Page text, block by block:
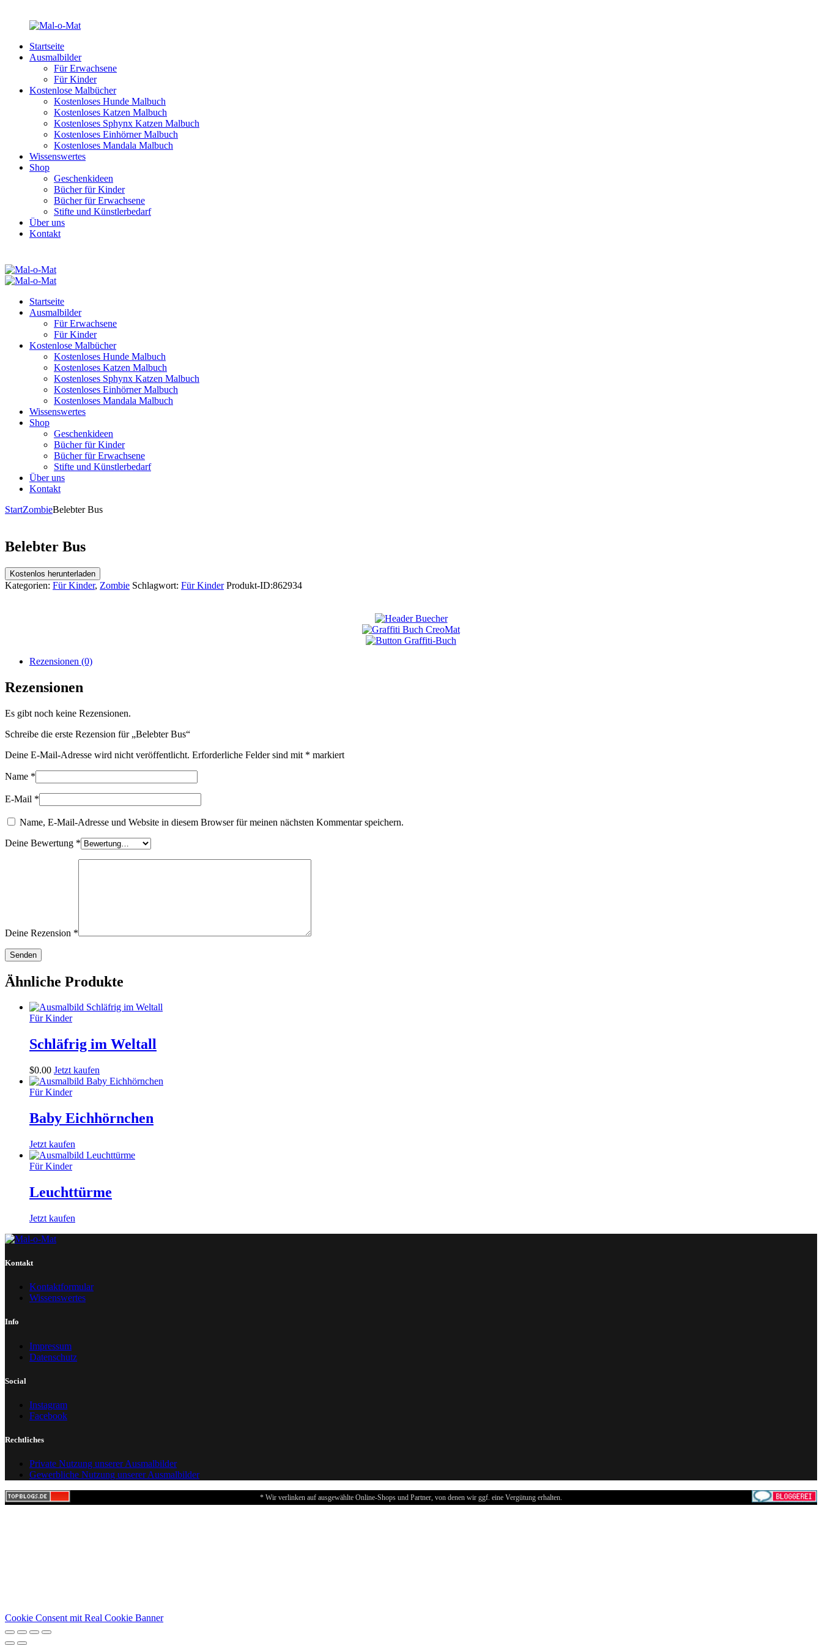
Startseite
Ausmalbilder
Für Erwachsene
Für Kinder
Kostenlose Malbücher
Kostenloses Hunde Malbuch
Kostenloses Katzen Malbuch
Kostenloses Sphynx Katzen Malbuch
Kostenloses Einhörner Malbuch
Kostenloses Mandala Malbuch
Wissenswertes
Shop
Geschenkideen
Bücher für Kinder
Bücher für Erwachsene
Stifte und Künstlerbedarf
Über uns
Kontakt
Startseite
Ausmalbilder
Für Erwachsene
Für Kinder
Kostenlose Malbücher
Kostenloses Hunde Malbuch
Kostenloses Katzen Malbuch
Kostenloses Sphynx Katzen Malbuch
Kostenloses Einhörner Malbuch
Kostenloses Mandala Malbuch
Wissenswertes
Shop
Geschenkideen
Bücher für Kinder
Bücher für Erwachsene
Stifte und Künstlerbedarf
Über uns
Kontakt
StartZombieBelebter Bus
Belebter Bus
Kostenlos herunterladen
Kategorien: Für Kinder, Zombie Schlagwort: Für Kinder Produkt-ID:862934
Rezensionen (0)
Rezensionen
Es gibt noch keine Rezensionen.
Schreibe die erste Rezension für „Belebter Bus“
Deine E-Mail-Adresse wird nicht veröffentlicht. Erforderliche Felder sind mit * markiert
Name *
E-Mail *
Name, E-Mail-Adresse und Website in diesem Browser für meinen nächsten Kommentar speichern.
Deine Bewertung *
Deine Rezension *
Ähnliche Produkte
Für Kinder
Schläfrig im Weltall
$0.00 Jetzt kaufen
Für Kinder
Baby Eichhörnchen
Jetzt kaufen
Für Kinder
Leuchttürme
Jetzt kaufen
Kontakt
Kontaktformular
Wissenswertes
Info
Impressum
Datenschutz
Social
Instagram
Facebook
Rechtliches
Private Nutzung unserer Ausmalbilder
Gewerbliche Nutzung unserer Ausmalbilder
* Wir verlinken auf ausgewählte Online-Shops und Partner, von denen wir ggf. eine Vergütung erhalten.
Cookie Consent mit Real Cookie Banner